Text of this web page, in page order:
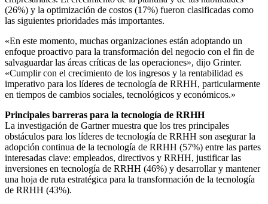
(26%) y la optimización de costos (17%) fueron clasificadas como
las siguientes prioridades más importantes.
«En este momento, muchas organizaciones están adoptando un
enfoque proactivo para la transformación del negocio con el fin de
salvaguardar las áreas críticas de las operaciones», dijo Grinter.
«Cumplir con el crecimiento de los ingresos y la rentabilidad es
imperativo para los líderes de tecnología de RRHH, particularmente
en tiempos de cambios sociales, tecnológicos y económicos.»
Principales barreras para la tecnología de RRHH
La investigación de Gartner muestra que los tres principales
obstáculos para los líderes de tecnología de RRHH son asegurar la
adopción continua de la tecnología de RRHH (57%) entre las partes
interesadas clave: empleados, directivos y RRHH, justificar las
inversiones en tecnología de RRHH (46%) y desarrollar y mantener
una hoja de ruta estratégica para la transformación de la tecnología
de RRHH (43%).